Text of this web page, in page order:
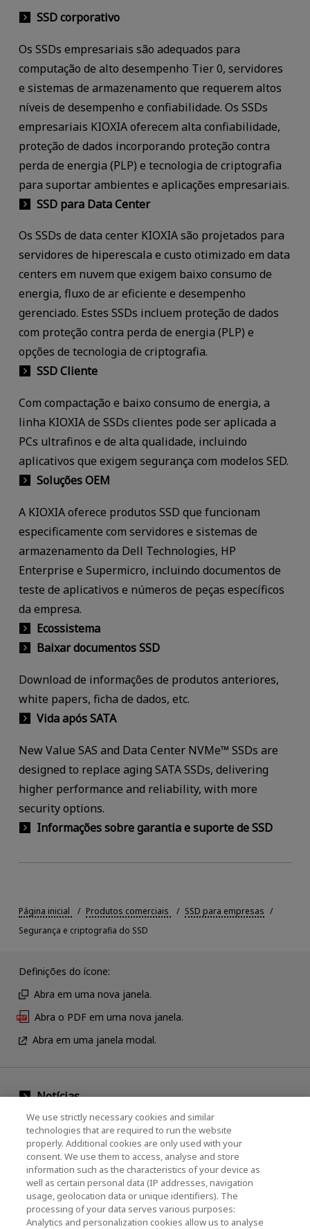
SSD corporativo
Os SSDs empresariais são adequados para
computação de alto desempenho Tier 0, servidores
e sistemas de armazenamento que requerem altos
níveis de desempenho e confiabilidade. Os SSDs
empresariais KIOXIA oferecem alta confiabilidade,
proteção de dados incorporando proteção contra
perda de energia (PLP) e tecnologia de criptografia
para suportar ambientes e aplicações empresariais.
SSD para Data Center
Os SSDs de data center KIOXIA são projetados para
servidores de hiperescala e custo otimizado em data
centers em nuvem que exigem baixo consumo de
energia, fluxo de ar eficiente e desempenho
gerenciado. Estes SSDs incluem proteção de dados
com proteção contra perda de energia (PLP) e
opções de tecnologia de criptografia.
SSD Cliente
Com compactação e baixo consumo de energia, a
linha KIOXIA de SSDs clientes pode ser aplicada a
PCs ultrafinos e de alta qualidade, incluindo
aplicativos que exigem segurança com modelos SED.
Soluções OEM
A KIOXIA oferece produtos SSD que funcionam
especificamente com servidores e sistemas de
armazenamento da Dell Technologies, HP
Enterprise e Supermicro, incluindo documentos de
teste de aplicativos e números de peças específicos
da empresa.
Ecossistema
Baixar documentos SSD
Download de informações de produtos anteriores,
white papers, ficha de dados, etc.
Vida após SATA
New Value SAS and Data Center NVMe™ SSDs are
designed to replace aging SATA SSDs, delivering
higher performance and reliability, with more
security options.
Informações sobre garantia e suporte de SSD
Página inicial Produtos comerciais
SSD para empresas
Segurança e criptografia do SSD
Definições do ícone:
Abra em uma nova janela.
Abra o PDF em uma nova janela.
Abra em uma janela modal.
Notícias
Evento
Entre em contato conosco
KIOXIA Holdings Corporation (Corporativo /
Relações com Investidores)
We use strictly necessary cookies and similar
technologies that are required to run the website
properly. Additional cookies are only used with your
consent. We use them to access, analyse and store
information such as the characteristics of your device as
well as certain personal data (IP addresses, navigation
usage, geolocation data or unique identifiers). The
processing of your data serves various purposes:
Analytics and personalization cookies allow us to analyse